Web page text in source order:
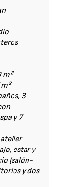
m²
3
y 7
estar y
(salón-
y dos